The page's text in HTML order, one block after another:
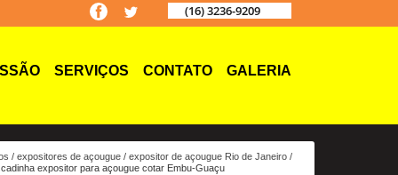
(16) 3236-9209
SERVIÇOS CONTATO GALERIA
expositores de açougue
expositor de açougue Rio de Janeiro
expositor para açougue cotar Embu-Guaçu